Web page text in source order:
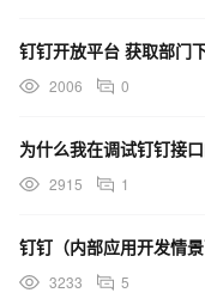
钉钉开放平台 获取部门
2006 0
2915 1
3233 5